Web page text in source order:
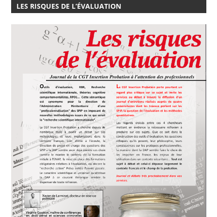
LES RISQUES DE L’ÉVALUATION